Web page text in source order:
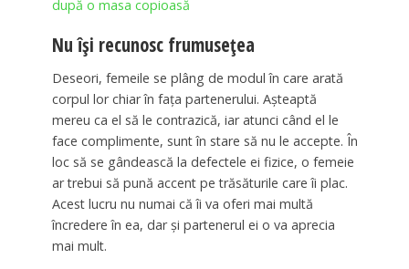
după o masa copioasă
Nu își recunosc frumusețea
Deseori, femeile se plâng de modul în care arată
corpul lor chiar în fața partenerului. Așteaptă
mereu ca el să le contrazică, iar atunci când el le
face complimente, sunt în stare să nu le accepte. În
loc să se gândească la defectele ei fizice, o femeie
ar trebui să pună accent pe trăsăturile care îi plac.
Acest lucru nu numai că îi va oferi mai multă
încredere în ea, dar și partenerul ei o va aprecia
mai mult.